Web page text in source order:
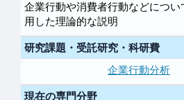
企業行動や消費者行動などにつ
用した理論的な説明
研究課題・受託研究・科研費
企業行動分析
現在の専門分野